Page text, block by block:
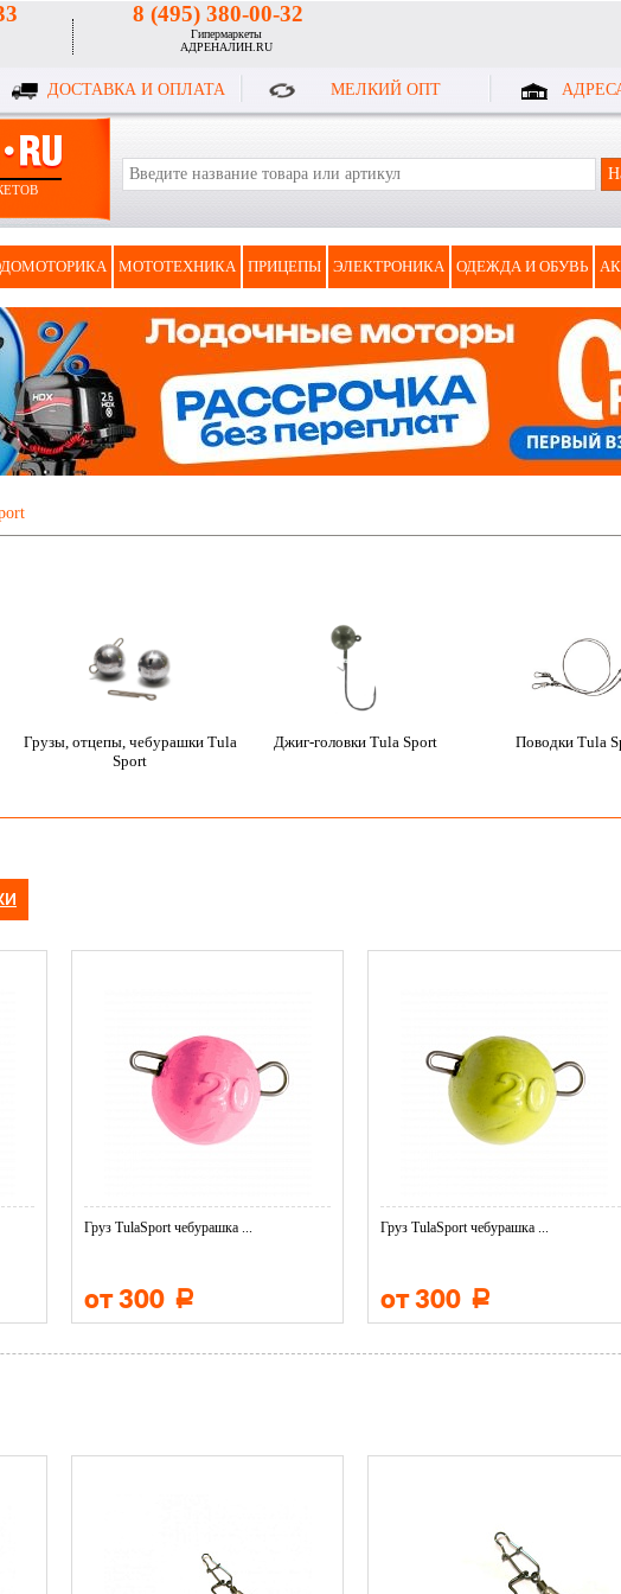
8 (495) 380-00-32
Гипермаркеты
АДРЕНАЛИН.RU
ДОСТАВКА И ОПЛАТА МЕЛКИЙ ОПТ
МОТОТЕХНИКА ПРИЦЕПЫ ЭЛЕКТРОНИКА ОДЕЖДА И ОБУВЬ
Грузы, отцепы, чебурашки Tula
Sport
Джиг-головки Tula Sport Поводки Tula
Груз TulaSport чебурашка ...
от 300 Р
Груз TulaSport чебурашка ...
от 300 Р